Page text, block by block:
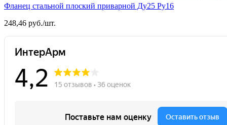
Фланец стальной плоский приварной Ду25 Ру16
248,46 руб./шт.